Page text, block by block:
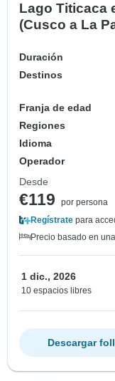
Lago Titicaca
(Cusco a La
Duración
Destinos
Franja de edad
Regiones
Idioma
Operador
Desde
€119
por persona
Regístrate para
Precio basado en
1 dic., 2026
10 espacios libres
Descargar